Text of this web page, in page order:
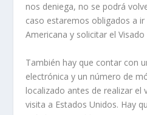
nos deniega, no se podrá
caso estaremos obligados a ir
Americana y solicitar el
También hay que contar con
electrónica y un número de
localizado antes de realizar el
visita a Estados Unidos. Hay